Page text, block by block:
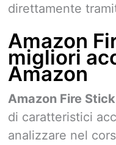
direttamente
Amazon
migliori
Amazon
Amazon Fire Stick
di caratteristici
analizzare nel